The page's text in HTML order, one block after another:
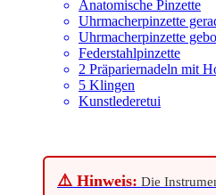
Anatomische Pinzette
Uhrmacherpinzette
Uhrmacherpinzette
Federstahlpinzette
2 Präpariernadeln mit
5 Klingen
Kunstlederetui
⚠️ Hinweis: Die